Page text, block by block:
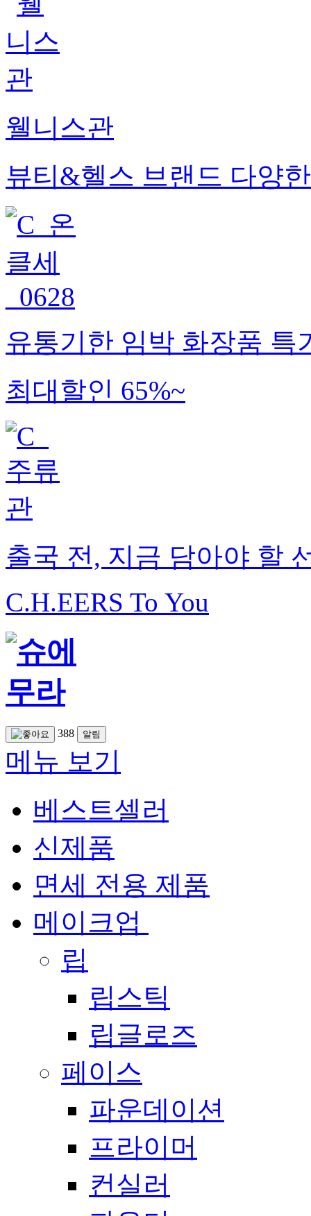
웰니스관
뷰티&헬스 브랜드 다양
유통기한 임박 화장품 특
최대할인 65%~
출국 전, 지금 담아야 할
C.H.EERS To You
388 알림
메뉴 보기
베스트셀러
신제품
면세 전용 제품
메이크업
립
립스틱
립글로즈
페이스
파운데이션
프라이머
컨실러